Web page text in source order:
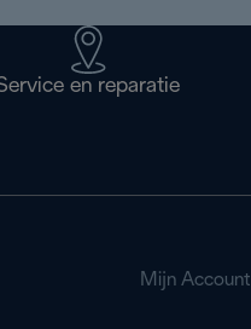
en reparatie
Mijn Account